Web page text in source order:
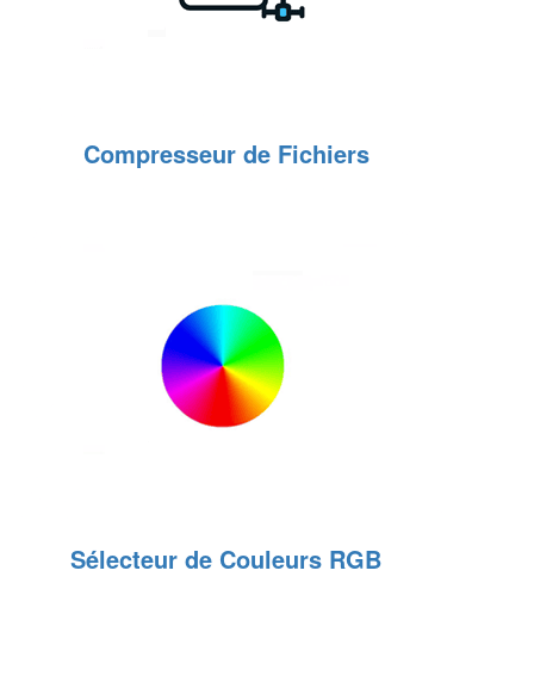
Compresseur de Fichiers
Sélecteur de Couleurs RGB